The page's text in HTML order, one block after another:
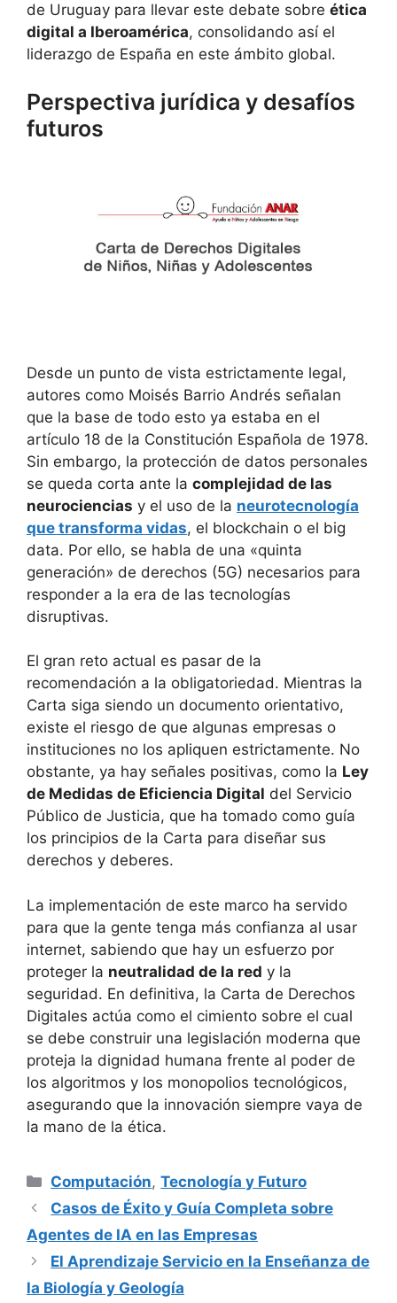
de Uruguay para llevar este debate sobre ética
digital a Iberoamérica, consolidando así el
liderazgo de España en este ámbito global.
Perspectiva jurídica y desafíos
futuros
Desde un punto de vista estrictamente legal,
autores como Moisés Barrio Andrés señalan
que la base de todo esto ya estaba en el
artículo 18 de la Constitución Española de 1978.
Sin embargo, la protección de datos personales
se queda corta ante la complejidad de las
neurociencias y el uso de la neurotecnología
que transforma vidas, el blockchain o el big
data. Por ello, se habla de una «quinta
generación» de derechos (5G) necesarios para
responder a la era de las tecnologías
disruptivas.
El gran reto actual es pasar de la
recomendación a la obligatoriedad. Mientras la
Carta siga siendo un documento orientativo,
existe el riesgo de que algunas empresas o
instituciones no los apliquen estrictamente. No
obstante, ya hay señales positivas, como la Ley
de Medidas de Eficiencia Digital del Servicio
Público de Justicia, que ha tomado como guía
los principios de la Carta para diseñar sus
derechos y deberes.
La implementación de este marco ha servido
para que la gente tenga más confianza al usar
internet, sabiendo que hay un esfuerzo por
proteger la neutralidad de la red y la
seguridad. En definitiva, la Carta de Derechos
Digitales actúa como el cimiento sobre el cual
se debe construir una legislación moderna que
proteja la dignidad humana frente al poder de
los algoritmos y los monopolios tecnológicos,
asegurando que la innovación siempre vaya de
la mano de la ética.
Categorías
Computación,Tecnología y Futuro
Casos de Éxito y Guía Completa sobre
Agentes de IA en las Empresas
El Aprendizaje Servicio en la Enseñanza de
la Biología y Geología